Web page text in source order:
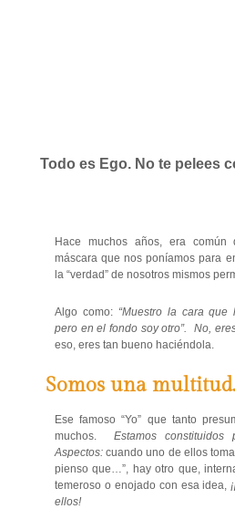
Todo es Ego. No te pelees
Hace muchos años, era
máscara que nos poníamos para
la “verdad” de nosotros mismos
Algo como: “Muestro la cara que
pero en el fondo soy otro”. No,
eso, eres tan bueno haciéndola.
Somos una multitud.
Ese famoso “Yo” que tanto
muchos. Estamos
Aspectos:cuando uno de ellos
pienso que…”, hay otro que,
temeroso o enojado con esa idea,
ellos!